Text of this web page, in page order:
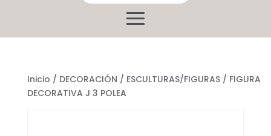
Inicio / DECORACIÓN / ESCULTURAS/FIGURAS/ FIGURA
DECORATIVA J 3 POLEA